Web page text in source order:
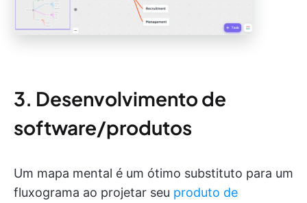
3. Desenvolvimento de
software/produtos
Um mapa mental é um ótimo substituto para um
fluxograma ao projetar seu produto de